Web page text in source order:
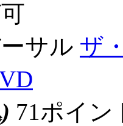
サル ザ
71ポイ